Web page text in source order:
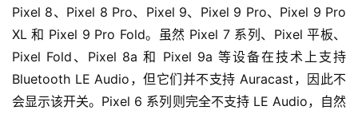
Pixel 8、Pixel 8 Pro、Pixel 9、Pixel 9 Pro、Pixel 9 Pro
XL 和 Pixel 9 Pro Fold。虽然 Pixel 7 系列、Pixel 平板、
Pixel Fold、Pixel 8a 和 Pixel 9a 等设备在技术上支持
Bluetooth LE Audio，但它们并不支持 Auracast，因此不
会显示该开关。Pixel 6 系列则完全不支持 LE Audio，自然